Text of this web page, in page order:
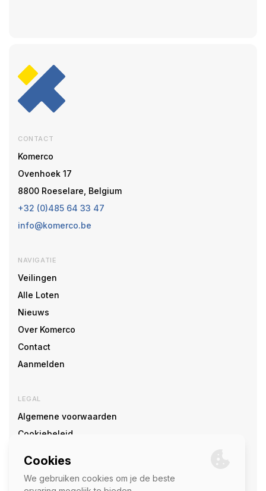
CONTACT
Komerco
Ovenhoek 17
8800 Roeselare, Belgium
+32 (0)485 64 33 47
info@komerco.be
NAVIGATIE
Veilingen
Alle Loten
Nieuws
Over Komerco
Contact
Aanmelden
LEGAL
Algemene voorwaarden
Cookiebeleid
SOCIAL